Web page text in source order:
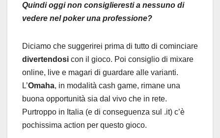
Quindi oggi non consiglieresti a nessuno di
vedere nel poker una professione?
Diciamo che suggerirei prima di tutto di cominciare
divertendosi con il gioco. Poi consiglio di mixare
online, live e magari di guardare alle varianti.
L’Omaha, in modalità cash game, rimane una
buona opportunità sia dal vivo che in rete.
Purtroppo in Italia (e di conseguenza sul .it) c’è
pochissima action per questo gioco.